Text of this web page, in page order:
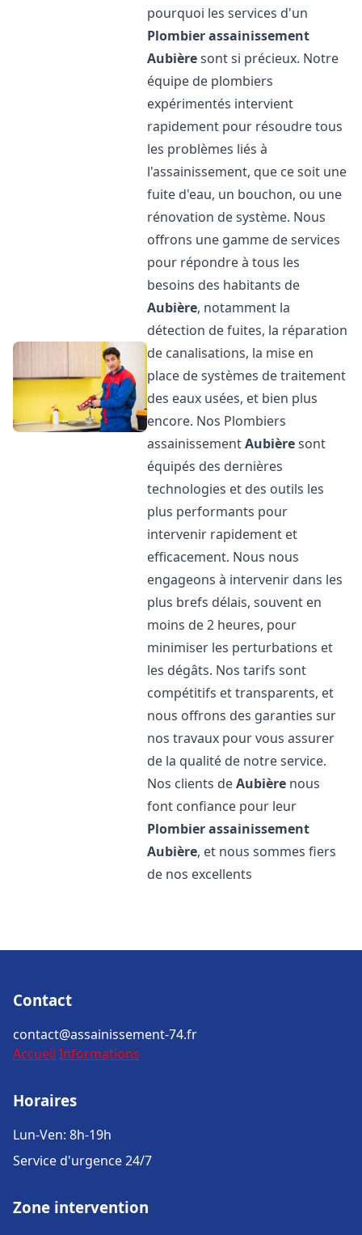
pourquoi les services d'un
Plombier assainissement
Aubièresont si précieux. Notre
équipe de plombiers
expérimentés intervient
rapidement pour résoudre tous
les problèmes liés à
l'assainissement, que ce soit une
fuite d'eau, un bouchon, ou une
rénovation de système. Nous
offrons une gamme de services
pour répondre à tous les
besoins des habitants de
Aubière, notamment la
détection de fuites, la réparation
de canalisations, la mise en
place de systèmes de traitement
des eaux usées, et bien plus
encore. Nos Plombiers
assainissementAubièresont
équipés des dernières
technologies et des outils les
plus performants pour
intervenir rapidement et
efficacement. Nous nous
engageons à intervenir dans les
plus brefs délais, souvent en
moins de 2 heures, pour
minimiser les perturbations et
les dégâts. Nos tarifs sont
compétitifs et transparents, et
nous offrons des garanties sur
nos travaux pour vous assurer
de la qualité de notre service.
Nos clients deAubière nous
font confiance pour leur
Plombier assainissement
Aubière, et nous sommes fiers
de nos excellents
Contact
contact@assainissement-74.fr
Accueil Informations
Horaires
Lun-Ven: 8h-19h
Service d'urgence 24/7
Zone intervention